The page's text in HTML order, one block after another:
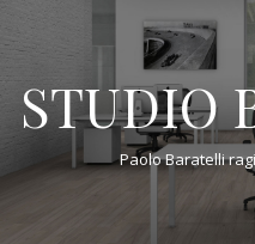
STUDIO
Paolo Baratelli